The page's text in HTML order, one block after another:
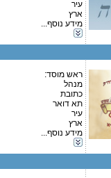
עיר
ארץ
מידע נוסף...
ראש מוסד:
מנהל
כתובת
תא דואר
עיר
ארץ
מידע נוסף...
טלפון 1:
טלפון 2:
פקס
טלפון 1:
טלפון 2: